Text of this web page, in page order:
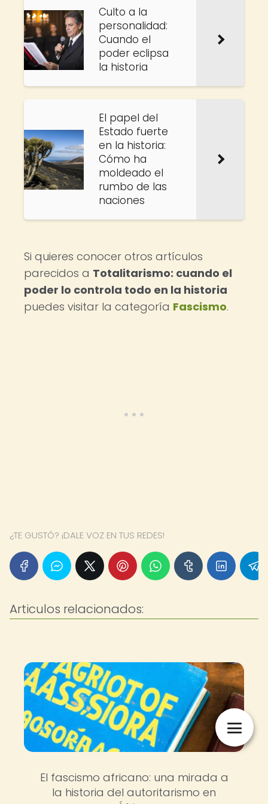
Culto a la
personalidad:
Cuando el
poder eclipsa
la historia
El papel del
Estado fuerte
en la historia:
Cómo ha
moldeado el
rumbo de las
naciones
Si quieres conocer otros artículos
parecidos a Totalitarismo: cuando el
poder lo controla todo en la historia
puedes visitar la categoría Fascismo.
¿TE GUSTÓ? ¡DALE VOZ EN TUS REDES!
Articulos relacionados:
El fascismo africano: una mirada a
la historia del autoritarismo en